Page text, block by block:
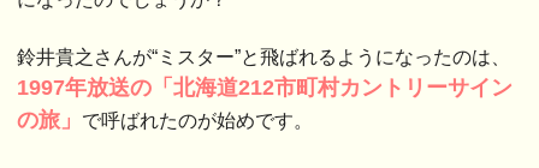
鈴井貴之さんが“ミスター”と飛ばれるようになったのは、
1997年放送の「北海道212市町村カントリーサイン
の旅」
で呼ばれたのが始めです。